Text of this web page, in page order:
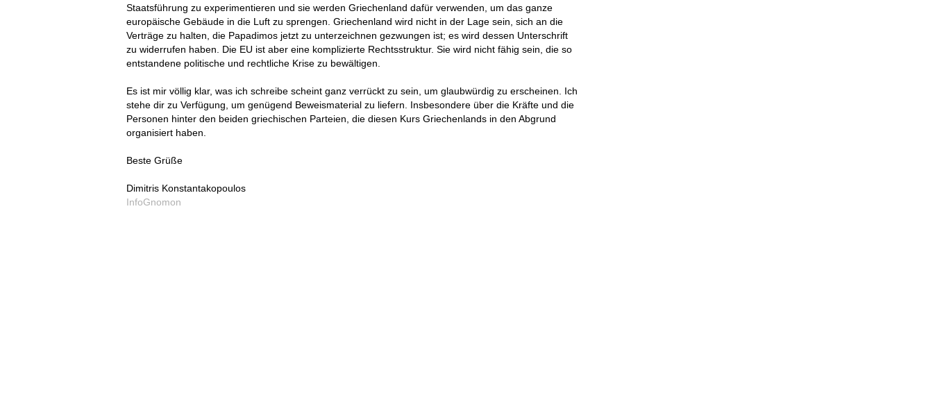
Staatsführung zu experimentieren und sie werden Griechenland dafür verwenden, um das ganze
europäische Gebäude in die Luft zu sprengen. Griechenland wird nicht in der Lage sein, sich an die
Verträge zu halten, die Papadimos jetzt zu unterzeichnen gezwungen ist; es wird dessen Unterschrift
zu widerrufen haben. Die EU ist aber eine komplizierte Rechtsstruktur. Sie wird nicht fähig sein, die so
entstandene politische und rechtliche Krise zu bewältigen.
Es ist mir völlig klar, was ich schreibe scheint ganz verrückt zu sein, um glaubwürdig zu erscheinen. Ich
stehe dir zu Verfügung, um genügend Beweismaterial zu liefern. Insbesondere über die Kräfte und die
Personen hinter den beiden griechischen Parteien, die diesen Kurs Griechenlands in den Abgrund
organisiert haben.
Beste Grüße
Dimitris Konstantakopoulos
InfoGnomon